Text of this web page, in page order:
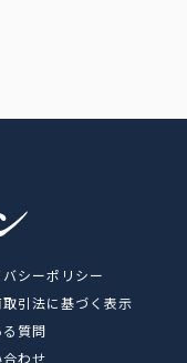
SITE
シーポリシー
引法に基づく表示
質問
わせ